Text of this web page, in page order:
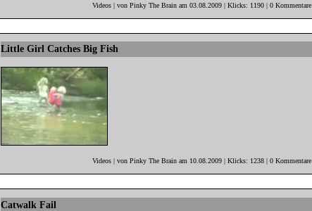
Videos | von Pinky The Brain am 03.08.2009 | Klicks: 1190 | 0 Kommentare
Little Girl Catches Big Fish
Videos | von Pinky The Brain am 10.08.2009 | Klicks: 1238 | 0 Kommentare
Catwalk Fail